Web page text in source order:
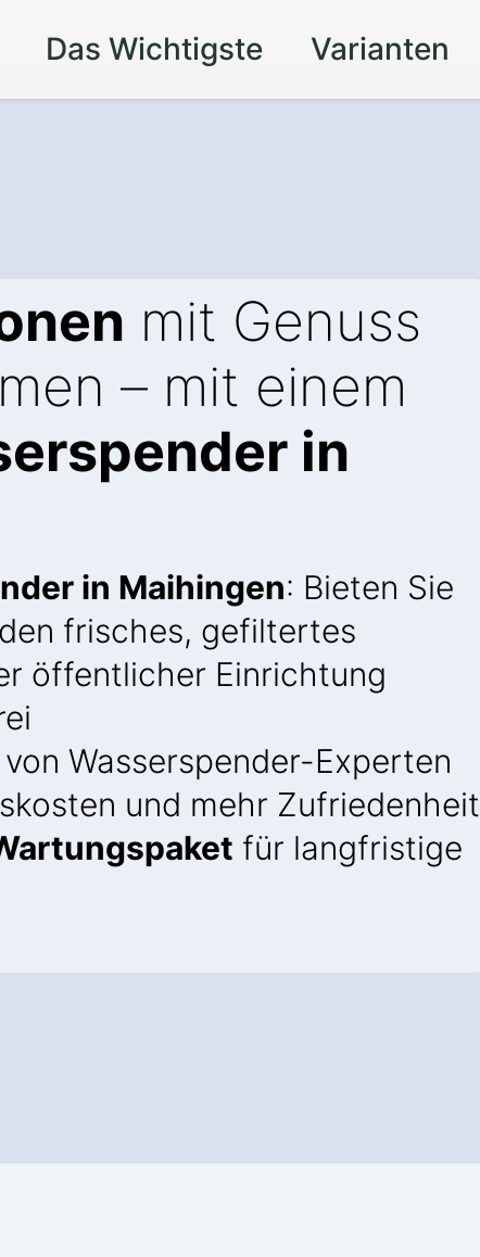
Das Wichtigste Varianten
mit Genuss
– mit einem
in
in Maihingen: Bieten Sie
frisches, gefiltertes
öffentlicher Einrichtung
von Wasserspender-Experten
und mehr Zufriedenheit
für langfristige